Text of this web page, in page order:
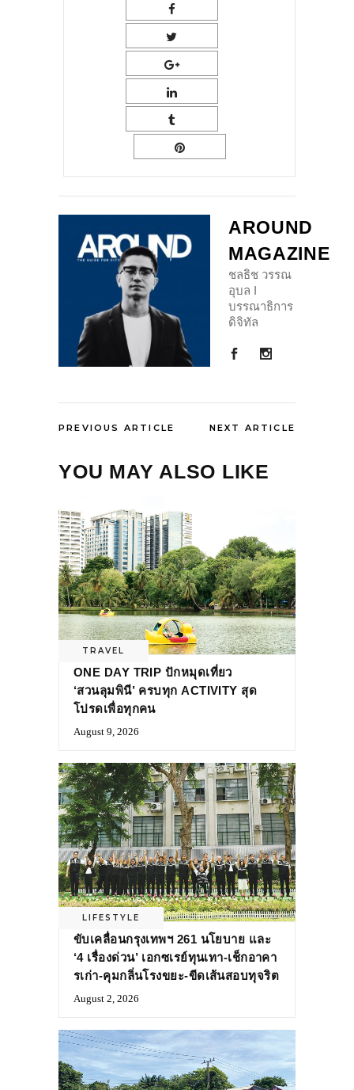
AROUND
MAGAZINE
ชลธิช วรรณ
อุบล I
บรรณาธิการ
ดิจิทัล
PREVIOUS ARTICLE NEXT ARTICLE
YOU MAY ALSO LIKE
TRAVEL
ONE DAY TRIP ปักหมุดเที่ยว
‘สวนลุมพินี’ ครบทุก ACTIVITY สุด
โปรดเพื่อทุกคน
August 9, 2026
LIFESTYLE
ขับเคลื่อนกรุงเทพฯ 261 นโยบาย และ
‘4 เรื่องด่วน’ เอกซเรย์ทุนเทา-เช็กอาคา
รเก่า-คุมกลิ่นโรงขยะ-ขีดเส้นสอบทุจริต
August 2, 2026